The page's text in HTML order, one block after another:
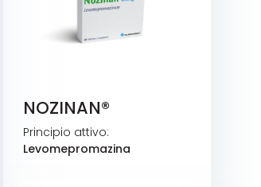
NOZINAN®
Principio attivo:
Levomepromazina